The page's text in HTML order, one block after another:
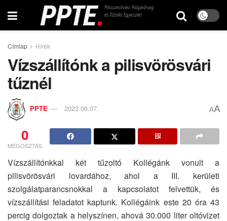
Címlap Hírek
Vízszállítónk a pilisvörösvári
tűznél
PPTE 2023.06.07. AA
0
MEGOSZTÁS
Vízszállítónkkal két tűzoltó Kollégánk vonult a
pilisvörösvári lovardához, ahol a III. kerületi
szolgálatparancsnokkal a kapcsolatot felvettük, és
vízszállítási feladatot kaptunk. Kollégáink este 20 óra 43
percig dolgoztak a helyszínen, ahová 30.000 liter oltóvizet